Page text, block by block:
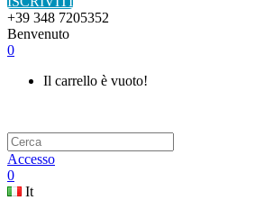
+39 348 7205352
Benvenuto
0
Il carrello è vuoto!
Accesso
0
It